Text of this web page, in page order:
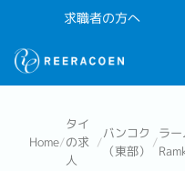
求職者の方へ
Home/
タイ
の求
人
/
バンコク
（東部）
/
ラ